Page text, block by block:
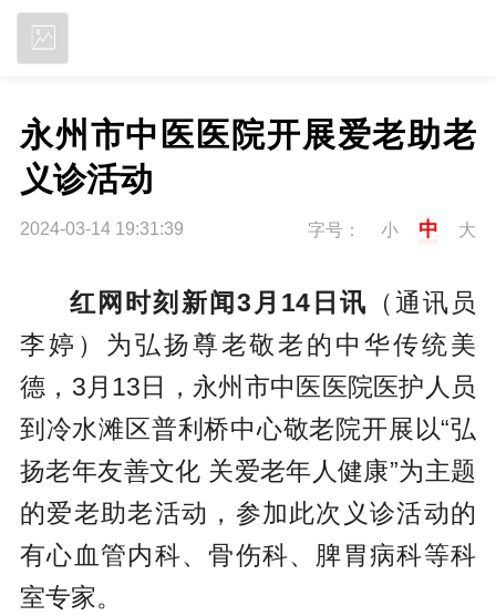
永州市中医医院开展爱老助老
义诊活动
2024-03-14 19:31:39 字号： 小 中 大
红网时刻新闻3月14日讯 （通讯员
李婷）为弘扬尊老敬老的中华传统美
德，3月13日，永州市中医医院医护人员
到冷水滩区普利桥中心敬老院开展以“弘
扬老年友善文化 关爱老年人健康”为主题
的爱老助老活动，参加此次义诊活动的
有心血管内科、骨伤科、脾胃病科等科
室专家。